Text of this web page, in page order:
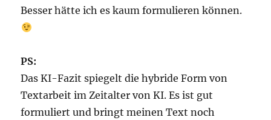
Besser hätte ich es kaum formulieren können.
PS:
Das KI-Fazit spiegelt die hybride Form von
Textarbeit im Zeitalter von KI. Es ist gut
formuliert und bringt meinen Text noch